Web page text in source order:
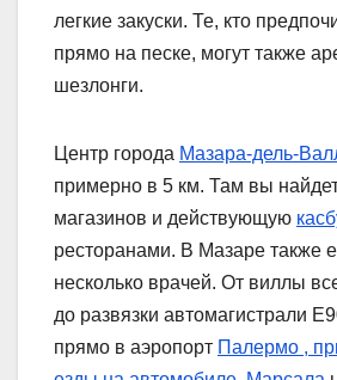
легкие закуски. Те, кто
прямо на песке, могут также
шезлонги.
Центр города Мазара-дель-
примерно в 5 км. Там вы
магазинов и действующую
ресторанами. В Мазаре также
несколько врачей. От виллы
до развязки автомагистрали
прямо в аэропорт Палермо ,